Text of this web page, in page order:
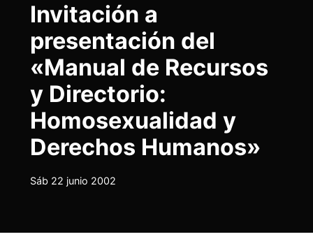
Invitación a
presentación del
«Manual de Recursos
y Directorio:
Homosexualidad y
Derechos Humanos»
Sáb 22 junio 2002